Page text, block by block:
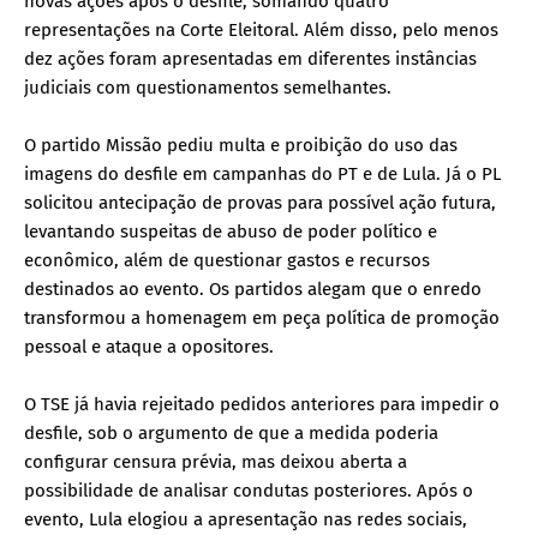
representações na Corte Eleitoral. Além disso, pelo menos
dez ações foram apresentadas em diferentes instâncias
judiciais com questionamentos semelhantes.
O partido Missão pediu multa e proibição do uso das
imagens do desfile em campanhas do PT e de Lula. Já o PL
solicitou antecipação de provas para possível ação futura,
levantando suspeitas de abuso de poder político e
econômico, além de questionar gastos e recursos
destinados ao evento. Os partidos alegam que o enredo
transformou a homenagem em peça política de promoção
pessoal e ataque a opositores.
O TSE já havia rejeitado pedidos anteriores para impedir o
desfile, sob o argumento de que a medida poderia
configurar censura prévia, mas deixou aberta a
possibilidade de analisar condutas posteriores. Após o
evento, Lula elogiou a apresentação nas redes sociais,